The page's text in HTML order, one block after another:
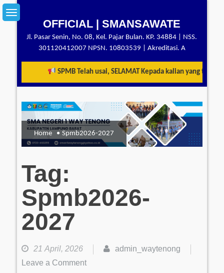
Skip
to
OFFICIAL | SMANSAWATE
Jl. Pasar Senin, No. 08, Kel. Pajar Bulan. KP. 34884 | NSS.
301120412007 NPSN. 10803539 | Akreditasi. A
SPMB Telah usai, SELAMAT Kepada kalian yang telah
Home Spmb2026-2027
Tag:
Spmb2026-
2027
21 April, 2026
admin_waytenong
Leave a Commenton